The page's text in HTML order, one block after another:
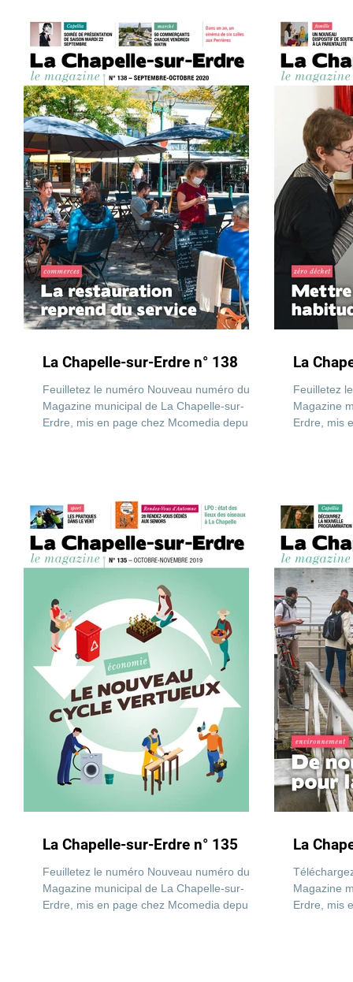
La Chapelle-sur-Erdre n° 138
Feuilletez le numéro Nouveau numéro du
Magazine municipal de La Chapelle-sur-
Erdre, mis en page chez Mcomedia depuis
La
Feuilletez
Magazine
Erdre, mis
La Chapelle-sur-Erdre n° 135
Feuilletez le numéro Nouveau numéro du
Magazine municipal de La Chapelle-sur-
Erdre, mis en page chez Mcomedia depuis
La
Magazine
Erdre, mis